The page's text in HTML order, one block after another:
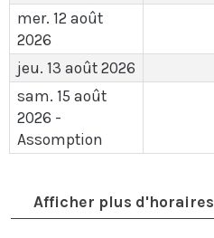
mer. 12 août
2026
jeu. 13 août 2026
sam. 15 août
2026 -
Assomption
Afficher plus d'horaires